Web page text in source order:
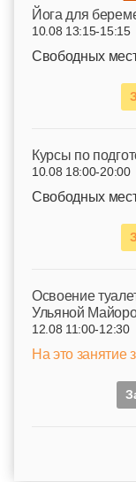
Йога для
10.08 13:15-15:15
Свободных
Курсы по
10.08 18:00-20:00
Свободных
Освоение
Ульяной
12.08 11:00-12:30
На это занятие